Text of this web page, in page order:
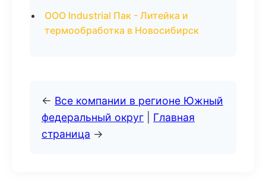
ООО Industrial Пак - Литейка и
термообработка в Новосибирск
← Все компании в регионе Южный
федеральный округ
Главная
страница →